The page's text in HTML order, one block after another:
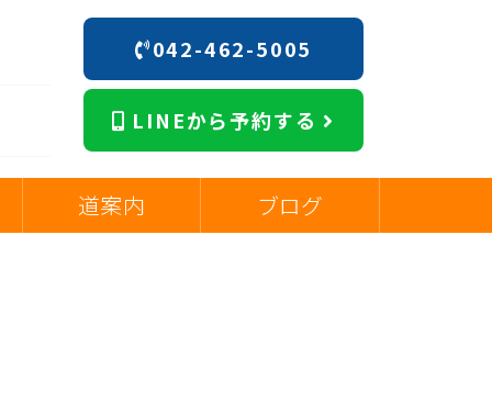
042-462-5005
LINEから予約する
道案内 ブログ